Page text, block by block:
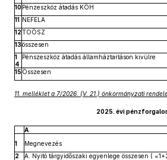
10 Pénzeszköz átadás KÖH
11 NEFELA
12TOÖSZ
13összesen
1
4
Pénszeszköz átadás államháztartáson kivülre
15Összesen
11. melléklet a 7/2026. (V. 21.) önkormányzati
2025. évi
A
1
Megnevezés
2
A. Nyitó tárgyidőszaki egyenlege összesen (